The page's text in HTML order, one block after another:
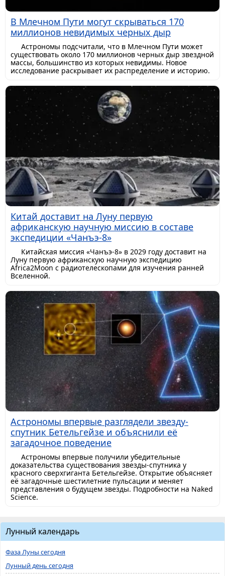
В Млечном Пути могут скрываться 170
миллионов невидимых черных дыр
Астрономы подсчитали, что в Млечном Пути может
существовать около 170 миллионов черных дыр звездной
массы, большинство из которых невидимы. Новое
исследование раскрывает их распределение и историю.
Китай доставит на Луну первую
африканскую научную миссию в составе
экспедиции «Чанъэ-8»
Китайская миссия «Чанъэ-8» в 2029 году доставит на
Луну первую африканскую научную экспедицию
Africa2Moon с радиотелескопами для изучения ранней
Вселенной.
Астрономы впервые разглядели звезду-
спутник Бетельгейзе и объяснили её
загадочное поведение
Астрономы впервые получили убедительные
доказательства существования звезды-спутника у
красного сверхгиганта Бетельгейзе. Открытие объясняет
её загадочные шестилетние пульсации и меняет
представления о будущем звезды. Подробности на Naked
Science.
Лунный календарь
Фаза Луны сегодня
Лунный день сегодня